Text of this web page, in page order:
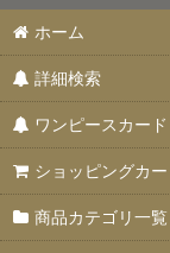
ホーム
詳細検索
ワンピースカー
ショッピングカー
商品カテゴリ一覧